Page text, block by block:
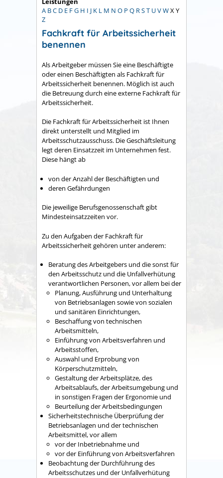
A BC D E FG H I J K L M N O P Q RST UVWX Y
Z
Fachkraft für Arbeitssicherheit
benennen
Als Arbeitgeber müssen Sie eine Beschäftigte
oder einen Beschäftigten als Fachkraft für
Arbeitssicherheit benennen. Möglich ist auch
die Betreuung durch eine externe Fachkraft für
Arbeitssicherheit.
Die Fachkraft für Arbeitssicherheit ist Ihnen
direkt unterstellt und Mitglied im
Arbeitsschutzausschuss. Die Geschäftsleitung
legt deren Einsatzzeit im Unternehmen fest.
Diese hängt ab
von der Anzahl der Beschäftigten und
deren Gefährdungen
Die jeweilige Berufsgenossenschaft gibt
Mindesteinsatzzeiten vor.
Zu den Aufgaben der Fachkraft für
Arbeitssicherheit gehören unter anderem:
Beratung des Arbeitgebers und die sonst für
den Arbeitsschutz und die Unfallverhütung
verantwortlichen Personen, vor allem bei der
Planung, Ausführung und Unterhaltung
von Betriebsanlagen sowie von sozialen
und sanitären Einrichtungen,
Beschaffung von technischen
Arbeitsmitteln,
Einführung von Arbeitsverfahren und
Arbeitsstoffen,
Auswahl und Erprobung von
Körperschutzmitteln,
Gestaltung der Arbeitsplätze, des
Arbeitsablaufs, der Arbeitsumgebung und
in sonstigen Fragen der Ergonomie und
Beurteilung der Arbeitsbedingungen
Sicherheitstechnische Überprüfung der
Betriebsanlagen und der technischen
Arbeitsmittel, vor allem
vor der Inbetriebnahme und
vor der Einführung von Arbeitsverfahren
Beobachtung der Durchführung des
Arbeitsschutzes und der Unfallverhütung